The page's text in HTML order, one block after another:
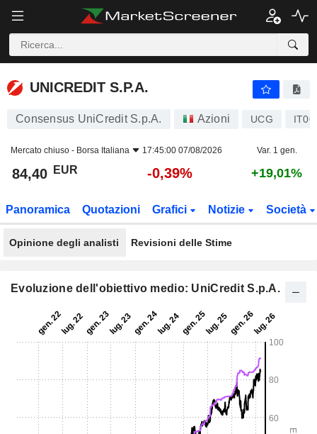
UNICREDIT S.P.A.
UNICREDIT S.P.A.
Consensus UniCredit S.p.A. Azioni UCG
Mercato chiuso - Borsa Italiana 17:45:00 07/08/2026 Var. 1 gen.
84,40 EUR -0,39% +19,01%
Panoramica Quotazioni Grafici Notizie Società
Opinione degli analisti Revisioni delle Stime
Evoluzione dell'obiettivo medio: UniCredit S.p.A.